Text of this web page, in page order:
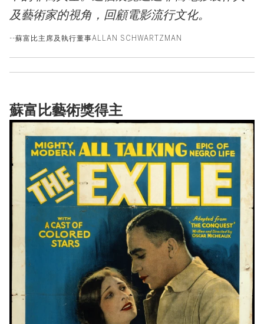
及藝術家的視角，回顧電影流行文化。
--蘇富比主席及執行董事ALLAN SCHWARTZMAN
蘇富比藝術獎得主